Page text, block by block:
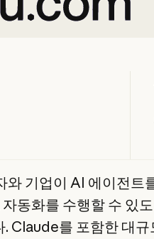
기업이 AI 에이전트
동화를 수행할 수 있
Claude를 포함한 대규